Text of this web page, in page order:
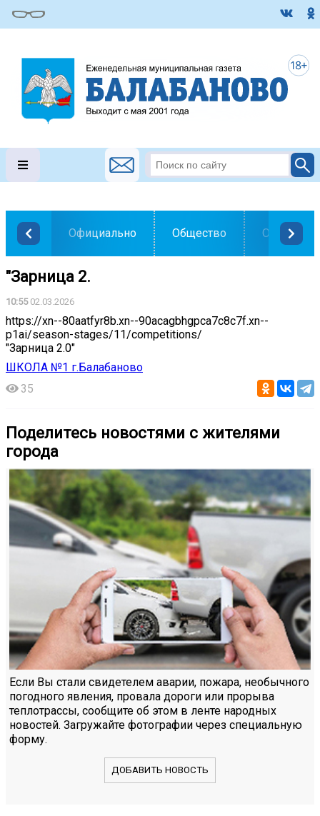
Официально Общество
"Зарница 2.
10:5502.03.2026
https://xn--80aatfyr8b.xn--90acagbhgpca7c8c7f.xn--
p1ai/season-stages/11/competitions/
"Зарница 2.0"
ШКОЛА №1 г.Балабаново
35
Поделитесь новостями с жителями
города
Если Вы стали свидетелем аварии, пожара, необычного
погодного явления, провала дороги или прорыва
теплотрассы, сообщите об этом в ленте народных
новостей. Загружайте фотографии через специальную
форму.
ДОБАВИТЬ НОВОСТЬ